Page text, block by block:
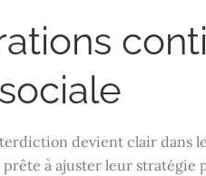
devient clair dans
à ajuster leur